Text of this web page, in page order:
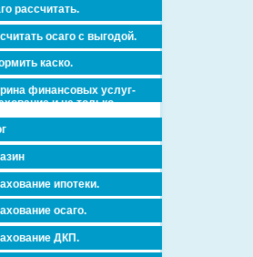
рассчитать.
осаго с выгодой.
каско.
финансовых услуг-
и не только.
ипотеки.
осаго.
ДКП.